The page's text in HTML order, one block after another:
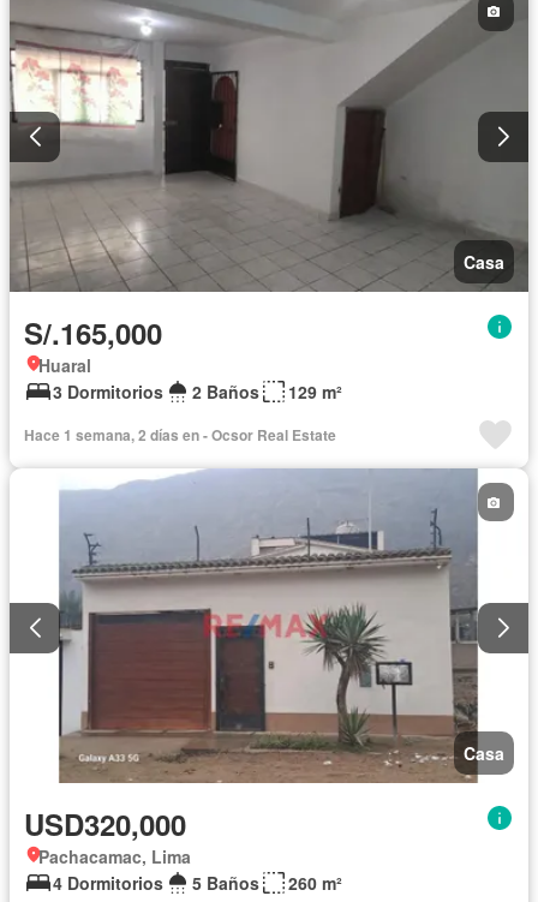
Casa
S/.165,000
Huaral
3 Dormitorios
2 Baños 129 m²
Hace 1 semana, 2 días en - Ocsor Real Estate
Casa
USD320,000
Pachacamac, Lima
4 Dormitorios
5 Baños 260 m²